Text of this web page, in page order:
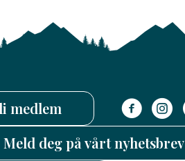
medlem
Meld deg på vårt nyhetsbrev